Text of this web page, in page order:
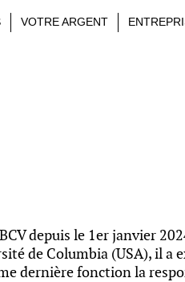
VOTRE ARGENT
depuis le 1er janvier
de Columbia (USA), il
dernière fonction la